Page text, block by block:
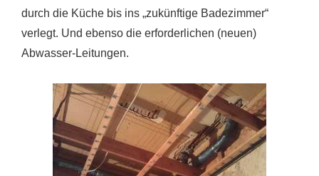
durch die Küche bis ins „zukünftige Badezimmer“
verlegt. Und ebenso die erforderlichen (neuen)
Abwasser-Leitungen.